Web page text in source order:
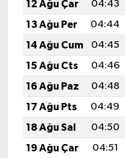
12 Ağu Çar
04:43
13 Ağu Per
04:44
14 Ağu Cum
04:45
15 Ağu Cts
04:46
16 Ağu Paz
04:48
17 Ağu Pts
04:49
18 Ağu Sal
04:50
19 Ağu Çar
04:51